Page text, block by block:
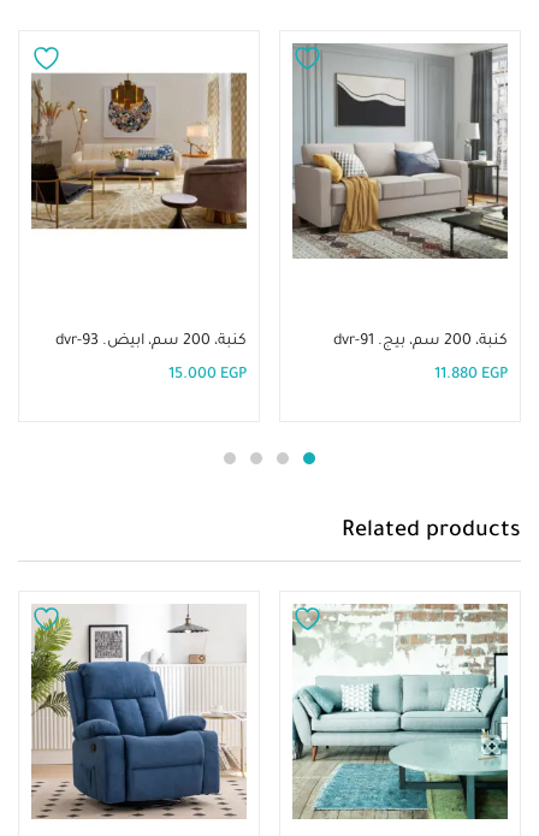
كنبة، 200 سم، بيج. dvr-91
11.880 EGP
كنبة، 200 سم، ابيض. dvr-93
15.000 EGP
Related products